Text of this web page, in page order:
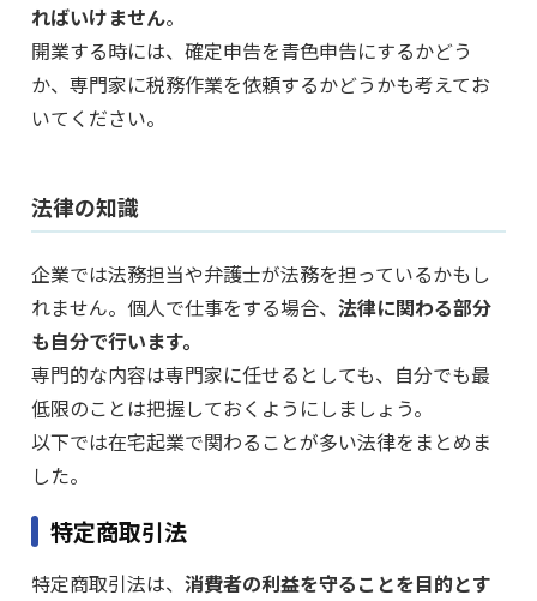
ればいけません。
開業する時には、確定申告を青色申告にするかどう
か、専門家に税務作業を依頼するかどうかも考えてお
いてください。
法律の知識
企業では法務担当や弁護士が法務を担っているかもし
れません。個人で仕事をする場合、 法律に関わる部分
も自分で行います。
専門的な内容は専門家に任せるとしても、自分でも最
低限のことは把握しておくようにしましょう。
以下では在宅起業で関わることが多い法律をまとめま
した。
特定商取引法
特定商取引法は、 消費者の利益を守ることを目的とす